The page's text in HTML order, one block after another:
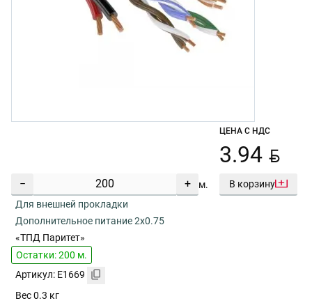
− + м.
ЦЕНА С НДС
3.94 BYN
В корзину
Для внешней прокладки
Дополнительное питание 2х0.75
«ТПД Паритет»
Остатки: 200 м.
Артикул: E1669
Вес 0.3 кг